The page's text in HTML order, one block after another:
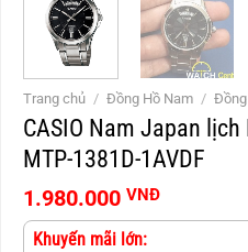
Trang chủ / Đồng Hồ Nam / Đồng
CASIO Nam Japan
MTP-1381D-1AVDF
1.980.000 VNĐ
Khuyến mãi lớn: